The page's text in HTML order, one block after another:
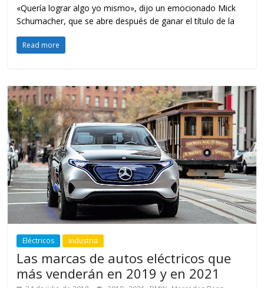
«Quería lograr algo yo mismo», dijo un emocionado Mick
Schumacher, que se abre después de ganar el título de la
Read more
Eléctricos Industria
Las marcas de autos eléctricos que
más venderán en 2019 y en 2021